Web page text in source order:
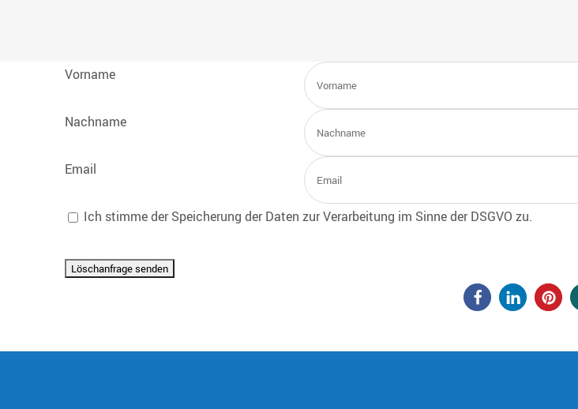
Vorname
Nachname
Email
Ich stimme der Speicherung der Daten zur Verarbeitung im Sinne der DSGVO zu.